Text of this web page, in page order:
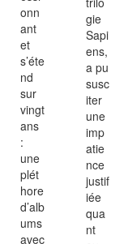
onn
ant
et
s’éte
nd
sur
vingt
ans
:
une
plét
hore
d’alb
ums
avec
gie
Sapi
ens,
a pu
susc
iter
une
imp
atie
nce
justif
iée
qua
nt